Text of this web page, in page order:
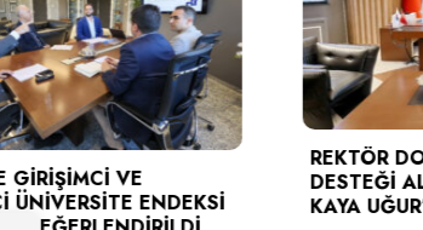
REKTÖR DOĞAN, TÜBİTAK
DESTEĞİ ALAN DOÇ. DR. BERNA
KAYA UĞUR’U KABUL ETTİ